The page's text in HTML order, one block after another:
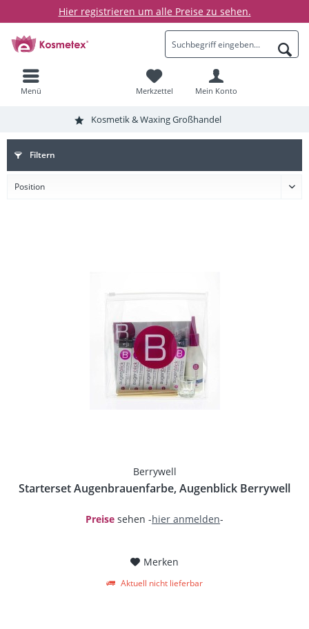
Hier registrieren um alle Preise zu sehen.
Kosmetik & Waxing Großhandel
Menü Merkzettel Mein Konto
Filtern
Berrywell
Starterset Augenbrauenfarbe, Augenblick Berrywell
Preise sehen -hier anmelden-
Merken
Aktuell nicht lieferbar